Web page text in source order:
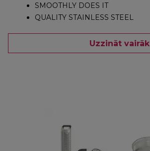
SMOOTHLY DOES IT
QUALITY STAINLESS STEEL
Uzzināt vairāk